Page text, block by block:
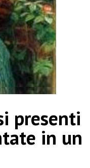
presenti
in un